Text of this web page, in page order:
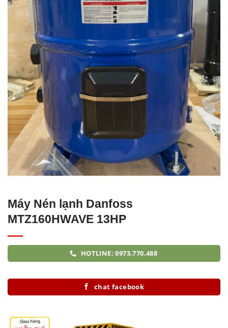
Máy Nén lạnh Danfoss
MTZ160HWAVE 13HP
HOTLINE: 0973.770.488
chat facebook